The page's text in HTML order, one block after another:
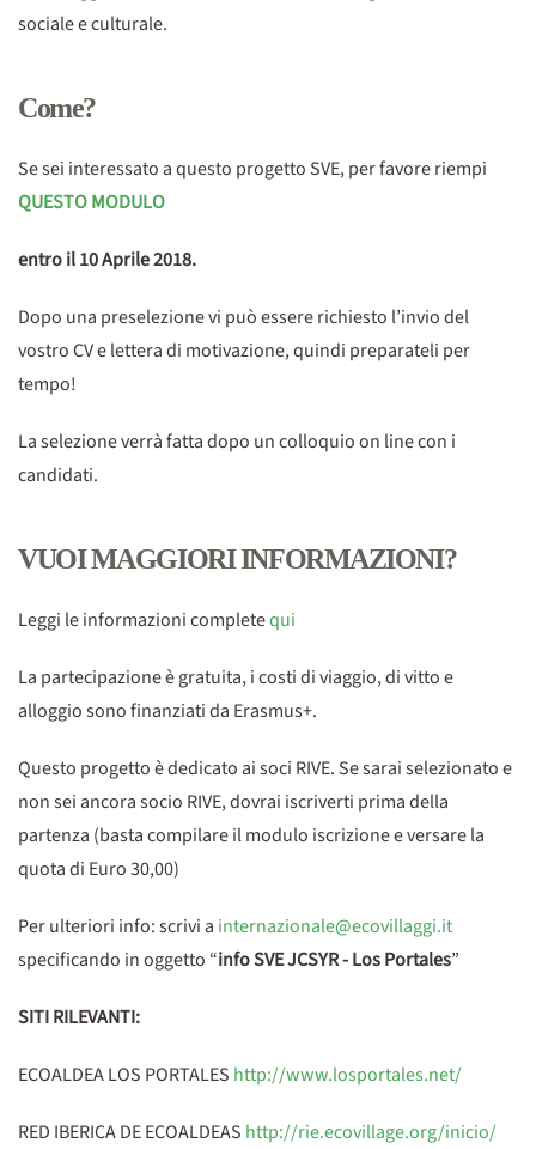
sociale e culturale.
Come?
Se sei interessato a questo progetto SVE, per favore riempi
QUESTO MODULO
entro il 10 Aprile 2018.
Dopo una preselezione vi può essere richiesto l’invio del
vostro CV e lettera di motivazione, quindi preparateli per
tempo!
La selezione verrà fatta dopo un colloquio on line con i
candidati.
VUOI MAGGIORI INFORMAZIONI?
Leggi le informazioni completequi
La partecipazione è gratuita, i costi di viaggio, di vitto e
alloggio sono finanziati da Erasmus+.
Questo progetto è dedicato ai soci RIVE. Se sarai selezionato e
non sei ancora socio RIVE, dovrai iscriverti prima della
partenza (basta compilare il modulo iscrizione e versare la
quota di Euro 30,00)
Per ulteriori info: scrivi a internazionale@ecovillaggi.it
specificando in oggetto “info SVE JCSYR - Los Portales”
SITI RILEVANTI:
ECOALDEA LOS PORTALES http://www.losportales.net/
RED IBERICA DE ECOALDEAS http://rie.ecovillage.org/inicio/